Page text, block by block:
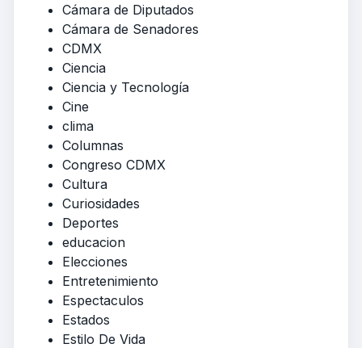
Cámara de Diputados
Cámara de Senadores
CDMX
Ciencia
Ciencia y Tecnología
Cine
clima
Columnas
Congreso CDMX
Cultura
Curiosidades
Deportes
educacion
Elecciones
Entretenimiento
Espectaculos
Estados
Estilo De Vida